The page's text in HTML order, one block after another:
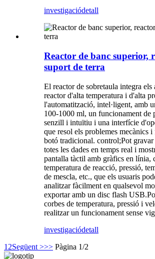
investigaciódetall
Reactor de banc superior,
suport de terra
El reactor de sobretaula integra els
reactor d'alta temperatura i d'alta
l'automatització, intel·ligent, amb
100-1000 ml, un funcionament de
senzill i intuïtiu i una interfície
que resol els problemes mecànics
botó tradicional. control;Pot
totes les dades en temps real i
pantalla tàctil amb gràfics en línia,
temperatura de reacció, pressió,
de mescla, etc., que els usuaris
analitzar fàcilment en qualsevol
exportar amb un disc flash
corbes de temperatura, pressió i
realitzar un funcionament sense
investigaciódetall
1 2Següent >>> Pàgina 1/2